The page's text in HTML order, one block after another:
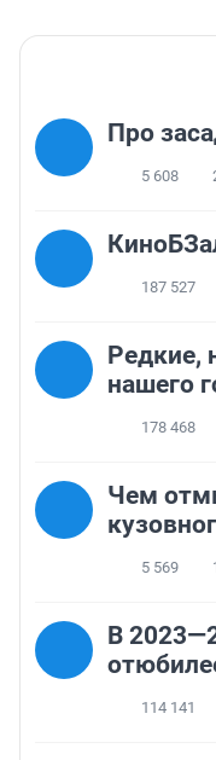
Про
5 608
187 527
Редкие,
нашего
178 468
Чем
5 569
В
114 141